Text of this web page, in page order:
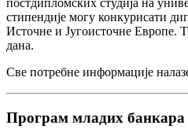
постдипломских студија на
стипендије могу конкурисати
Источне и Југоисточне Европе.
дана.
Све потребне информације
Програм младих